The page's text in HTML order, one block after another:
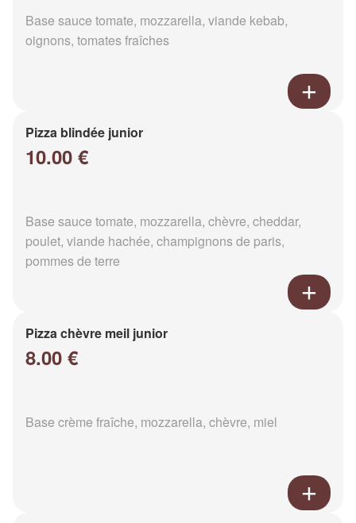
Base sauce tomate, mozzarella, viande kebab,
oignons, tomates fraîches
Pizza blindée junior
10.00 €
Base sauce tomate, mozzarella, chèvre, cheddar,
poulet, viande hachée, champignons de paris,
pommes de terre
Pizza chèvre meil junior
8.00 €
Base crème fraîche, mozzarella, chèvre, miel